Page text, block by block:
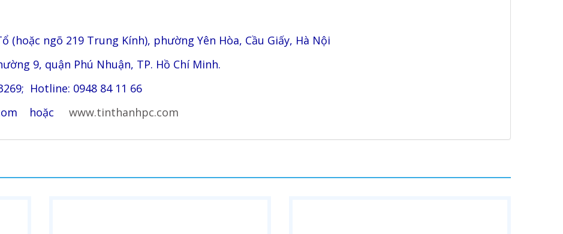
(hoặc ngõ 219 Trung Kính), phường Yên Hòa, Cầu Giấy, Hà Nội
9, quận Phú Nhuận, TP. Hồ Chí Minh.
Hotline: 0948 84 11 66
hoặc www.tinthanhpc.com